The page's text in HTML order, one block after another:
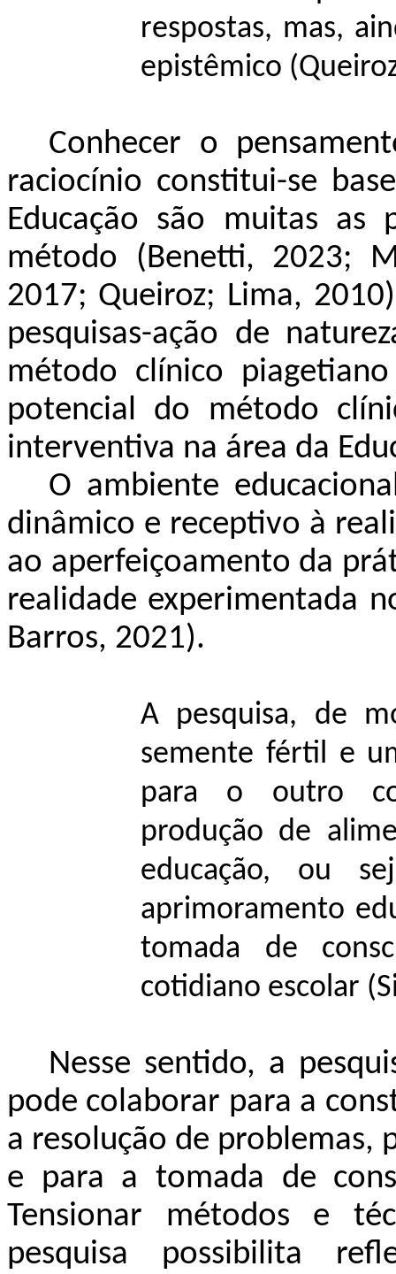
respostas, mas,
epistêmico
Conhecer o
raciocínio constitui-se
Educação são muitas as
método (Benetti, 2023;
2017; Queiroz; Lima,
pesquisas-ação de
método clínico
potencial do método
interventiva na área da
O ambiente
dinâmico e receptivo à
ao aperfeiçoamento da
realidade experimentada
Barros, 2021).
A pesquisa, de
semente fértil e
para o outro
produção de
educação, ou
aprimoramento
tomada de
cotidiano escolar
Nesse sentido, a
pode colaborar para a
a resolução de problemas,
e para a tomada de
Tensionar métodos e
pesquisa possibilita